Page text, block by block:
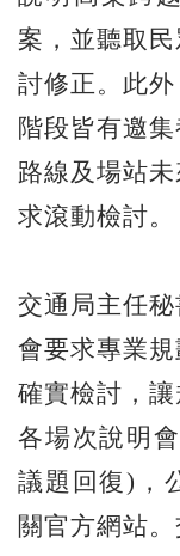
案，並聽取
討修正。此
階段皆有邀
路線及場站
求滾動檢討。
交通局主任
會要求專業
確實檢討，讓
各場次說明
議題回復)，
關官方網站